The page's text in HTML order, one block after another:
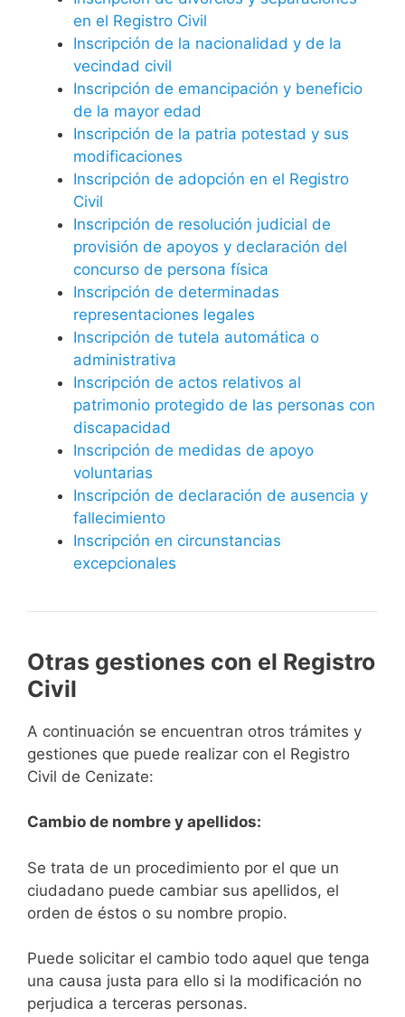
en el Registro Civil
Inscripción de la nacionalidad y de la
vecindad civil
Inscripción de emancipación y beneficio
de la mayor edad
Inscripción de la patria potestad y sus
modificaciones
Inscripción de adopción en el Registro
Civil
Inscripción de resolución judicial de
provisión de apoyos y declaración del
concurso de persona física
Inscripción de determinadas
representaciones legales
Inscripción de tutela automática o
administrativa
Inscripción de actos relativos al
patrimonio protegido de las personas con
discapacidad
Inscripción de medidas de apoyo
voluntarias
Inscripción de declaración de ausencia y
fallecimiento
Inscripción en circunstancias
excepcionales
Otras gestiones con el Registro
Civil
A continuación se encuentran otros trámites y
gestiones que puede realizar con el Registro
Civil de Cenizate:
Cambio de nombre y apellidos:
Se trata de un procedimiento por el que un
ciudadano puede cambiar sus apellidos, el
orden de éstos o su nombre propio.
Puede solicitar el cambio todo aquel que tenga
una causa justa para ello si la modificación no
perjudica a terceras personas.